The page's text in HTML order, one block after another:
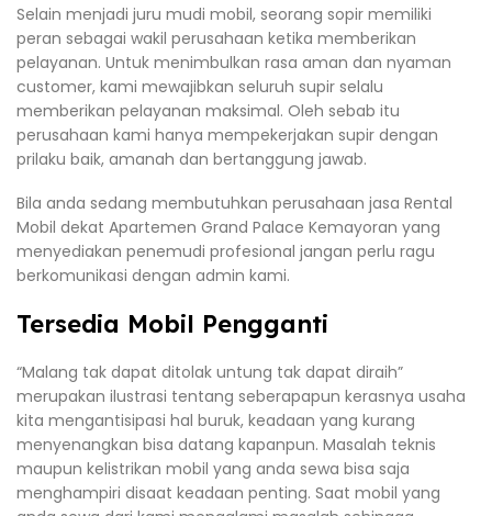
Selain menjadi juru mudi mobil, seorang sopir memiliki
peran sebagai wakil perusahaan ketika memberikan
pelayanan. Untuk menimbulkan rasa aman dan nyaman
customer, kami mewajibkan seluruh supir selalu
memberikan pelayanan maksimal. Oleh sebab itu
perusahaan kami hanya mempekerjakan supir dengan
prilaku baik, amanah dan bertanggung jawab.
Bila anda sedang membutuhkan perusahaan jasa Rental
Mobil dekat Apartemen Grand Palace Kemayoran yang
menyediakan penemudi profesional jangan perlu ragu
berkomunikasi dengan admin kami.
Tersedia Mobil Pengganti
“Malang tak dapat ditolak untung tak dapat diraih”
merupakan ilustrasi tentang seberapapun kerasnya usaha
kita mengantisipasi hal buruk, keadaan yang kurang
menyenangkan bisa datang kapanpun. Masalah teknis
maupun kelistrikan mobil yang anda sewa bisa saja
menghampiri disaat keadaan penting. Saat mobil yang